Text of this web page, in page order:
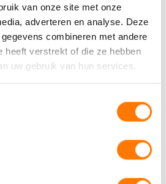
van onze site met onze
adverteren en analyse. Deze
combineren met andere
heeft verstrekt of die ze hebben
uw gebruik van hun services.